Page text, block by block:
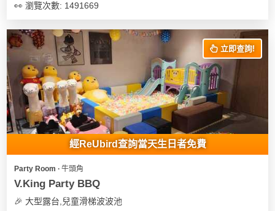
👀 瀏覽次數: 1491669
立即查詢!
經ReUbird查詢當天生日者免費
Party Room ∙ 牛頭角
V.King Party BBQ
🎉 大型露台,兒童滑梯波波池